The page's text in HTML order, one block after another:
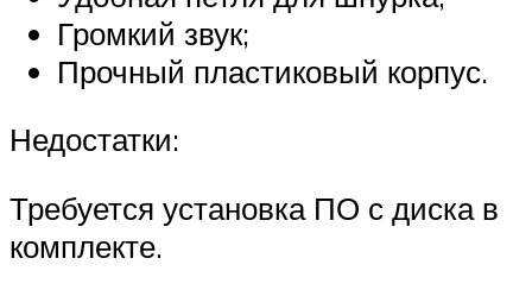
Громкий звук;
Прочный пластиковый корпус.
Недостатки:
Требуется установка ПО с диска в
комплекте.